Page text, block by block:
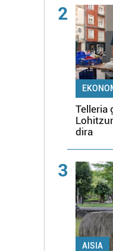
2
Telleria
dira
3
AISIA